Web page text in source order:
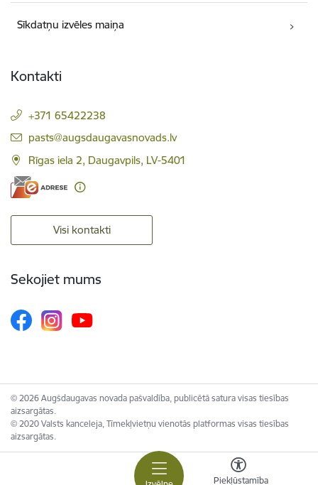
Piekļūstamība
Sīkdatņu izvēles maiņa
Kontakti
+371 65422238
E-pasts:
pasts@augsdaugavasnovads.lv
Rīgas iela 2, Daugavpils, LV-5401
Visi kontakti
Sekojiet mums
© 2026 Augšdaugavas novada pašvaldība, publicētā satura visas tiesības
aizsargātas.
© 2020 Valsts kanceleja, Tīmekļvietņu vienotās platformas visas tiesības
aizsargātas.